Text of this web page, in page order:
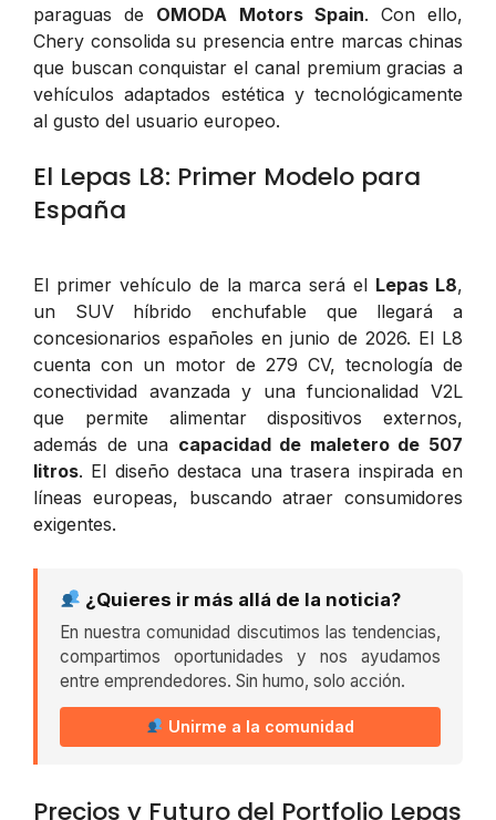
paraguas de OMODA Motors Spain. Con ello,
Chery consolida su presencia entre marcas chinas
que buscan conquistar el canal premium gracias a
vehículos adaptados estética y tecnológicamente
al gusto del usuario europeo.
El Lepas L8: Primer Modelo para
España
El primer vehículo de la marca será el Lepas L8,
un SUV híbrido enchufable que llegará a
concesionarios españoles en junio de 2026. El L8
cuenta con un motor de 279 CV, tecnología de
conectividad avanzada y una funcionalidad V2L
que permite alimentar dispositivos externos,
además de una capacidad de maletero de 507
litros. El diseño destaca una trasera inspirada en
líneas europeas, buscando atraer consumidores
exigentes.
¿Quieres ir más allá de la noticia?
En nuestra comunidad discutimos las tendencias,
compartimos oportunidades y nos ayudamos
entre emprendedores. Sin humo, solo acción.
Unirme a la comunidad
Precios y Futuro del Portfolio Lepas